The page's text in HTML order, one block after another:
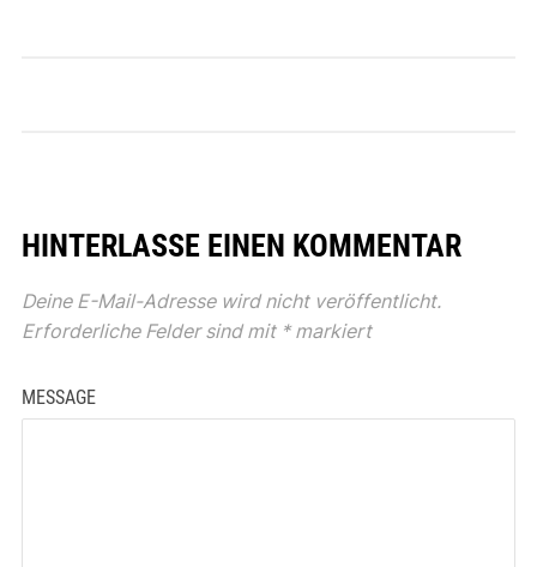
HINTERLASSE EINEN KOMMENTAR
Deine E-Mail-Adresse wird nicht veröffentlicht.
Erforderliche Felder sind mit *markiert
MESSAGE